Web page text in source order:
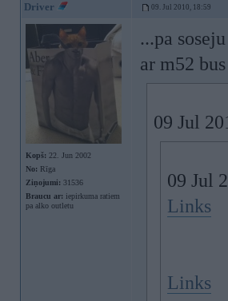
Driver 09. Jul 2010, 18:59
Kopš: 22. Jun 2002
No: Rīga
Ziņojumi: 31536
Braucu ar: iepirkuma ratiem
pa alko outletu
...pa
ar m52
09 Jul
09 Jul
Links
Links